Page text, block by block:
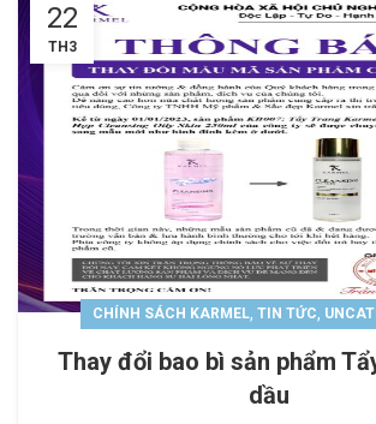
22
TH3
CHÍNH SÁCH KARMEL, TIN TỨC,
Thay đổi bao bì sản phẩm
dầu